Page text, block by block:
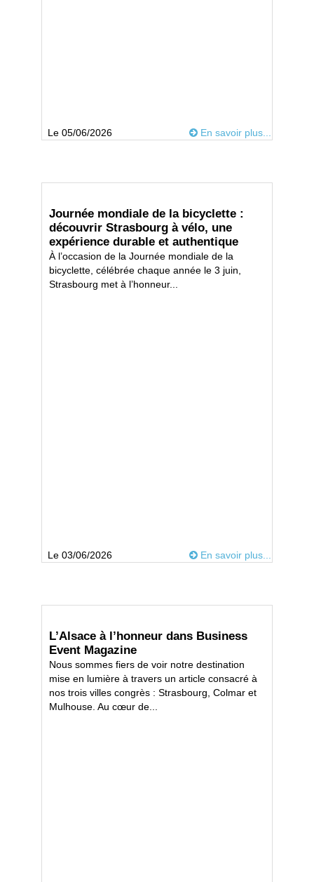
Le 05/06/2026 En savoir plus...
Journée mondiale de la bicyclette :
découvrir Strasbourg à vélo, une
expérience durable et authentique
À l’occasion de la Journée mondiale de la
bicyclette, célébrée chaque année le 3 juin,
Strasbourg met à l’honneur...
Le 03/06/2026 En savoir plus...
L’Alsace à l’honneur dans Business
Event Magazine
Nous sommes fiers de voir notre destination
mise en lumière à travers un article consacré à
nos trois villes congrès : Strasbourg, Colmar et
Mulhouse. Au cœur de...